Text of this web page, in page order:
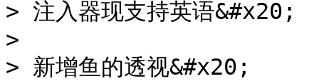
> 注入器现支持英语&#x20;
>
> 新增鱼的透视&#x20;